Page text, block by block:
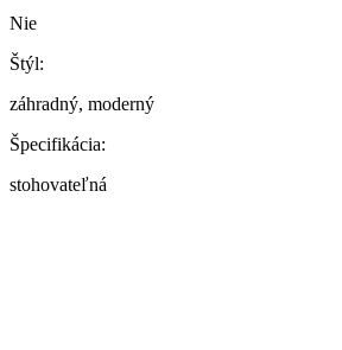
Nie
Štýl:
záhradný, moderný
Špecifikácia:
stohovateľná